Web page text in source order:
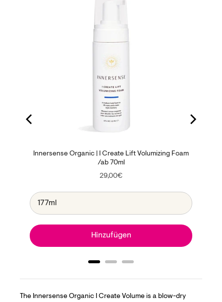
Innersense Organic | I Create Lift Volumizing Foam
/ab 70ml
Price
29,00€
Hinzufügen
The Innersense Organic I Create Volume is a blow-dry